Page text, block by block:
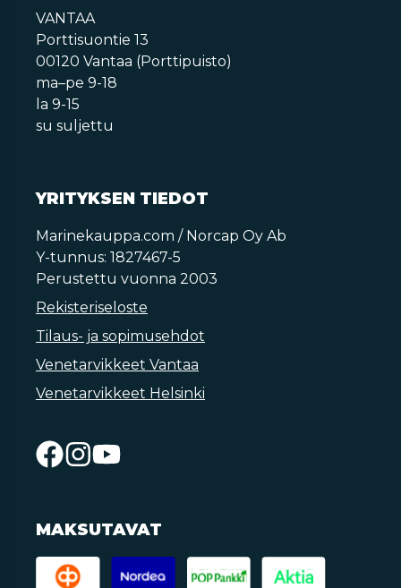
VANTAA
Porttisuontie 13
00120 Vantaa (Porttipuisto)
ma–pe 9-18
la 9-15
su suljettu
YRITYKSEN TIEDOT
Marinekauppa.com / Norcap Oy Ab
Y-tunnus: 1827467-5
Perustettu vuonna 2003
Rekisteriseloste
Tilaus- ja sopimusehdot
Venetarvikkeet Vantaa
Venetarvikkeet Helsinki
MAKSUTAVAT